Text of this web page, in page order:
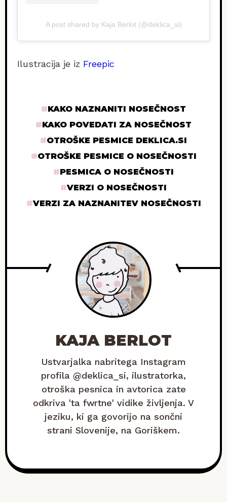
A post shared by Kaja Berlot (@deklica_si)
Ilustracija je iz Freepic
KAKO NAZNANITI NOSEČNOST
KAKO POVEDATI ZA NOSEČNOST
OTROŠKE PESMICE DEKLICA.SI
OTROŠKE PESMICE O NOSEČNOSTI
PESMICA O NOSEČNOSTI
VERZI O NOSEČNOSTI
VERZI ZA NAZNANITEV NOSEČNOSTI
KAJA BERLOT
Ustvarjalka nabritega Instagram
profila @deklica_si, ilustratorka,
otroška pesnica in avtorica zate
odkriva 'ta fwrtne' vidike življenja. V
jeziku, ki ga govorijo na sončni
strani Slovenije, na Goriškem.